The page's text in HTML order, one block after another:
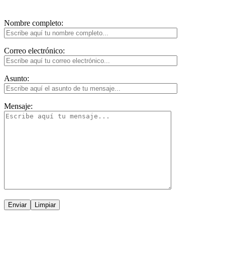
Nombre completo:
Correo electrónico:
Asunto:
Mensaje: